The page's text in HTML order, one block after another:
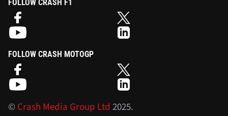
FOLLOW CRASH F1
FOLLOW CRASH MOTOGP
©Crash Media Group Ltd 2025.